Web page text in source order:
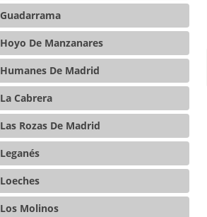
Guadarrama
Hoyo De Manzanares
Humanes De Madrid
La Cabrera
Las Rozas De Madrid
Leganés
Loeches
Los Molinos